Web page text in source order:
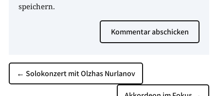
speichern.
Kommentar abschicken
← Solokonzert mit Olzhas Nurlanov